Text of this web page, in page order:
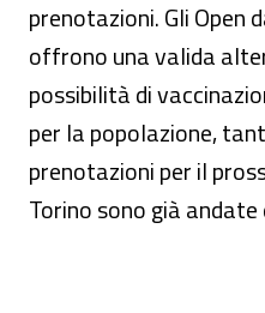
prenotazioni. Gli Open
offrono una valida
possibilità di
per la popolazione,
prenotazioni per il
Torino sono già andate